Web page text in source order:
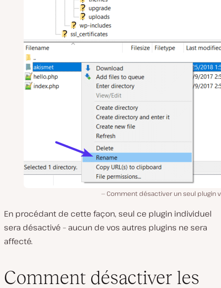
Comment désactiver un seul plugin
En procédant de cette façon, seul ce plugin individuel
sera désactivé – aucun de vos autres plugins ne sera
affecté.
Comment désactiver les